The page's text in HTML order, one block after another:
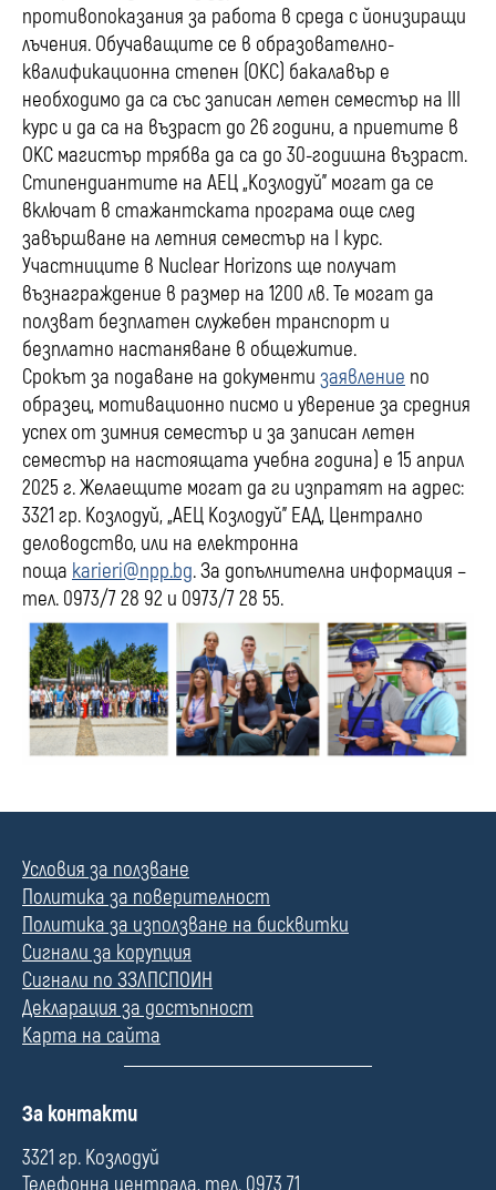
противопоказания за работа в среда с йонизиращи
лъчения. Обучаващите се в образователно-
квалификационна степен (ОКС) бакалавър е
необходимо да са със записан летен семестър на III
курс и да са на възраст до 26 години, а приетите в
ОКС магистър трябва да са до 30-годишна възраст.
Стипендиантите на АЕЦ „Козлодуй” могат да се
включат в стажантската програма още след
завършване на летния семестър на I курс.
Участниците в Nuclear Horizons ще получат
възнаграждение в размер на 1200 лв. Те могат да
ползват безплатен служебен транспорт и
безплатно настаняване в общежитие.
Срокът за подаване на документи заявление по
образец, мотивационно писмо и уверение за средния
успех от зимния семестър и за записан летен
семестър на настоящата учебна година) е 15 април
2025 г. Желаещите могат да ги изпратят на адрес:
3321 гр. Козлодуй, „АЕЦ Козлодуй” ЕАД, Централно
деловодство, или на електронна
поща karieri@npp.bg. За допълнителна информация –
тел. 0973/7 28 92 и 0973/7 28 55.
Условия за ползване
Политика за поверителност
Политика за използване на бисквитки
Сигнали за корупция
Сигнали по ЗЗЛПСПОИН
Декларация за достъпност
Карта на сайта
П
л
е
За контакти
3321 гр. Козлодуй
Телефонна централа, тел. 0973 71